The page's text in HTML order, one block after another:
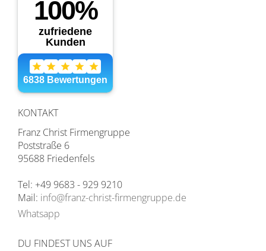
KONTAKT
Franz Christ Firmengruppe
Poststraße 6
95688 Friedenfels
Tel: +49 9683 - 929 9210
Mail: info@franz-christ-firmengruppe.de
Whatsapp
DU FINDEST UNS AUF